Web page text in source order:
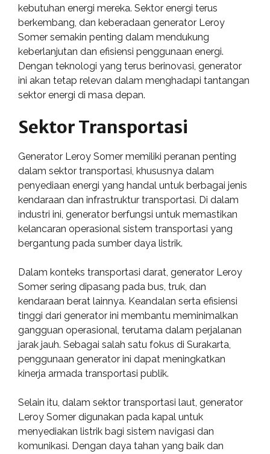
kebutuhan energi mereka. Sektor energi terus
berkembang, dan keberadaan generator Leroy
Somer semakin penting dalam mendukung
keberlanjutan dan efisiensi penggunaan energi.
Dengan teknologi yang terus berinovasi, generator
ini akan tetap relevan dalam menghadapi tantangan
sektor energi di masa depan.
Sektor Transportasi
Generator Leroy Somer memiliki peranan penting
dalam sektor transportasi, khususnya dalam
penyediaan energi yang handal untuk berbagai jenis
kendaraan dan infrastruktur transportasi. Di dalam
industri ini, generator berfungsi untuk memastikan
kelancaran operasional sistem transportasi yang
bergantung pada sumber daya listrik.
Dalam konteks transportasi darat, generator Leroy
Somer sering dipasang pada bus, truk, dan
kendaraan berat lainnya. Keandalan serta efisiensi
tinggi dari generator ini membantu meminimalkan
gangguan operasional, terutama dalam perjalanan
jarak jauh. Sebagai salah satu fokus di Surakarta,
penggunaan generator ini dapat meningkatkan
kinerja armada transportasi publik.
Selain itu, dalam sektor transportasi laut, generator
Leroy Somer digunakan pada kapal untuk
menyediakan listrik bagi sistem navigasi dan
komunikasi. Dengan daya tahan yang baik dan